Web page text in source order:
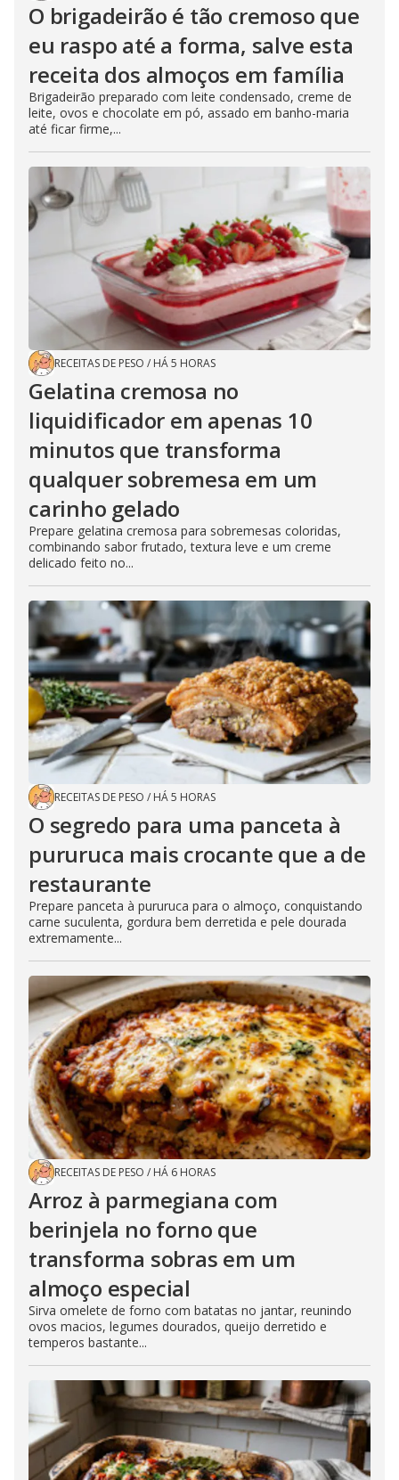
O brigadeirão é tão cremoso que
eu raspo até a forma, salve esta
receita dos almoços em família
Brigadeirão preparado com leite condensado, creme de
leite, ovos e chocolate em pó, assado em banho-maria
até ficar firme,...
RECEITAS DE PESO / HÁ 5 HORAS
Gelatina cremosa no
liquidificador em apenas 10
minutos que transforma
qualquer sobremesa em um
carinho gelado
Prepare gelatina cremosa para sobremesas coloridas,
combinando sabor frutado, textura leve e um creme
delicado feito no...
RECEITAS DE PESO / HÁ 5 HORAS
O segredo para uma panceta à
pururuca mais crocante que a de
restaurante
Prepare panceta à pururuca para o almoço, conquistando
carne suculenta, gordura bem derretida e pele dourada
extremamente...
RECEITAS DE PESO / HÁ 6 HORAS
Arroz à parmegiana com
berinjela no forno que
transforma sobras em um
almoço especial
Sirva omelete de forno com batatas no jantar, reunindo
ovos macios, legumes dourados, queijo derretido e
temperos bastante...